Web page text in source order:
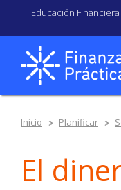
Educación
Inicio Planificar
El